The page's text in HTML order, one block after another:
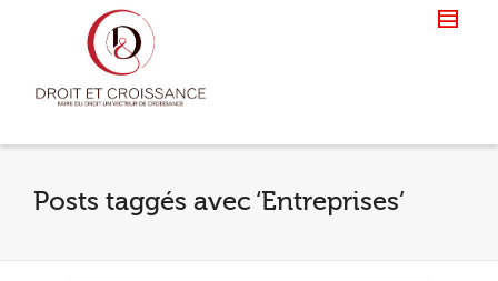
Posts taggés avec ‘Entreprises’